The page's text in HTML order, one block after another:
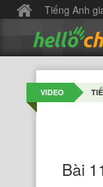
Tiếng Anh
VIDEO
Bài